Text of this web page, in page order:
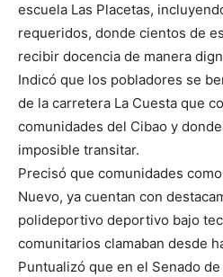
escuela Las Placetas,
requeridos, donde cientos de
recibir docencia de manera
Indicó que los pobladores se
de la carretera La Cuesta que
comunidades del Cibao y
imposible transitar.
Precisó que comunidades
Nuevo, ya cuentan con
polideportivo deportivo bajo
comunitarios clamaban desde
Puntualizó que en el Senado